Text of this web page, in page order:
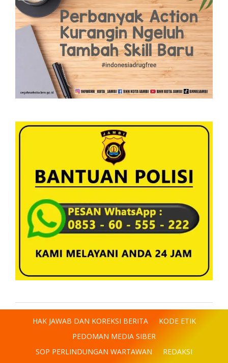
HAK JAWAB DAN KOREKSI BERITA
KODE ETIK
PEDOMAN MEDIA SIBER
SOP PERLINDUNGAN WARTAWAN
REDAKSI